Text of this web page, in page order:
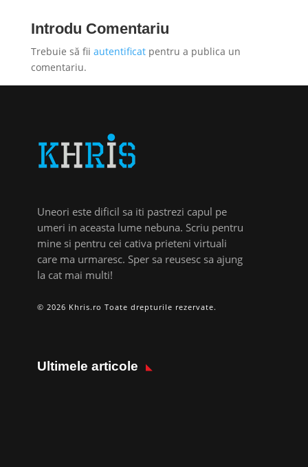
Introdu Comentariu
Trebuie să fii autentificatpentru a publica un
comentariu.
Uneori este dificil sa iti pastrezi capul pe
umeri in aceasta lume nebuna. Scriu pentru
mine si pentru cei cativa prieteni virtuali
care ma urmaresc. Sper sa reusesc sa ajung
la cat mai multi!
© 2026 Khris.ro Toate drepturile rezervate.
Ultimele articole